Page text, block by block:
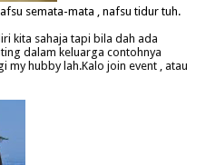
semata-mata , nafsu tidur tuh.
kita sahaja tapi bila dah ada
dalam keluarga contohnya
my hubby lah.Kalo join event , atau